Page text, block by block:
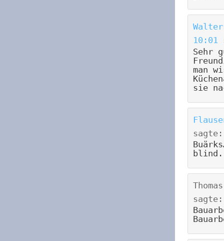
10:01
Sehr
man
sie
sagte:
blind.
Thomas
sagte: